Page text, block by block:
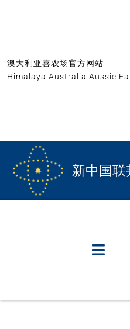
澳大利亚喜农场官方网站
Himalaya Australia Aussie
新中国